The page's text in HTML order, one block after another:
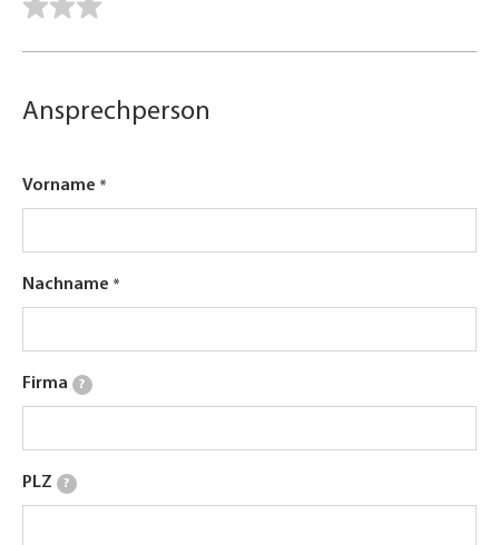
Ansprechperson
Vorname
Nachname
Firma ?
PLZ ?